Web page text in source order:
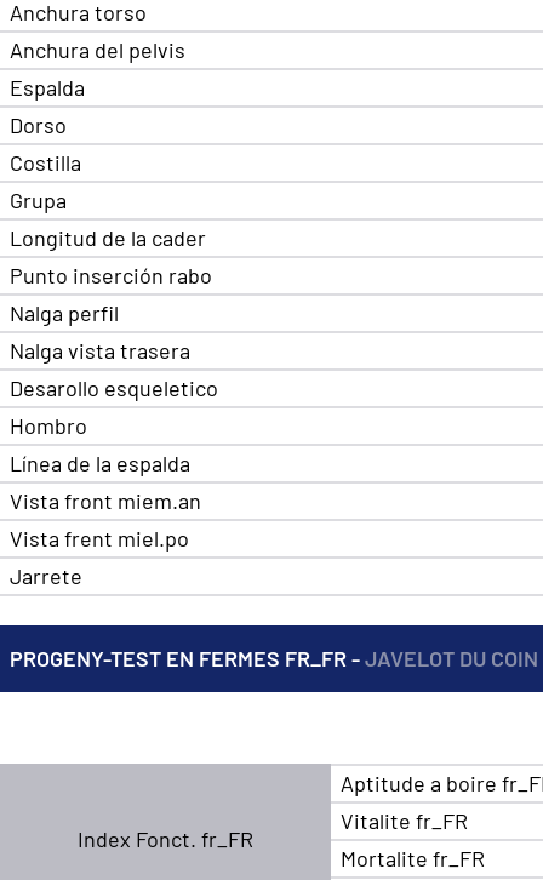
Anchura torso
Anchura del pelvis
Espalda
Dorso
Costilla
Grupa
Longitud de la cader
Punto inserción rabo
Nalga perfil
Nalga vista trasera
Desarollo esqueletico
Hombro
Línea de la espalda
Vista front miem.an
Vista frent miel.po
Jarrete
PROGENY-TEST EN FERMES FR_FR -JAVELOT DU COIN
Index Fonct. fr_FR
Aptitude a boire
Vitalite fr_FR
Mortalite fr_FR